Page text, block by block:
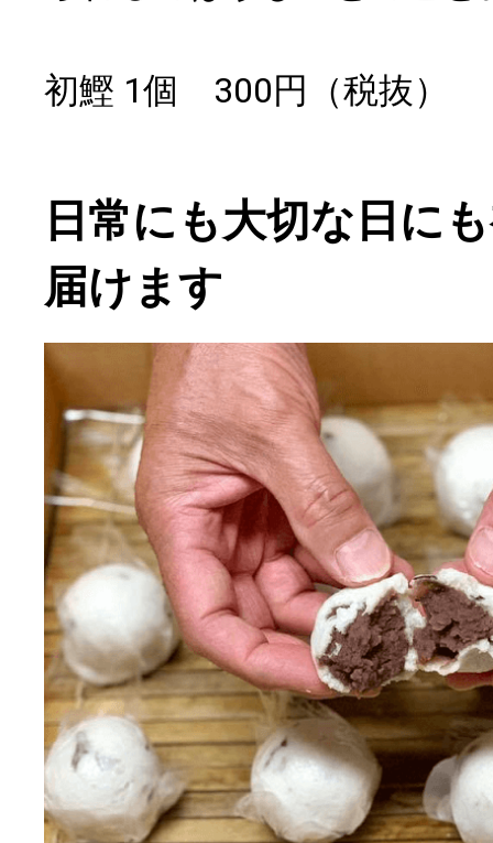
初鰹 1個 300円（税抜）
日常にも大切な日に
届けます